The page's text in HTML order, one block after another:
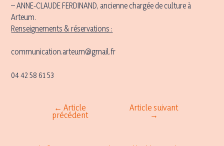
– ANNE-CLAUDE FERDINAND, ancienne chargée de culture à
Arteum.
Renseignements & réservations :
communication.arteum@gmail.fr
04 42 58 61 53
Navigation
← Article
précédent
Article suivant
→